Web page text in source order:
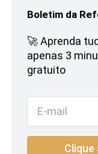
Boletim da
🚀 Aprenda
apenas 3
gratuito